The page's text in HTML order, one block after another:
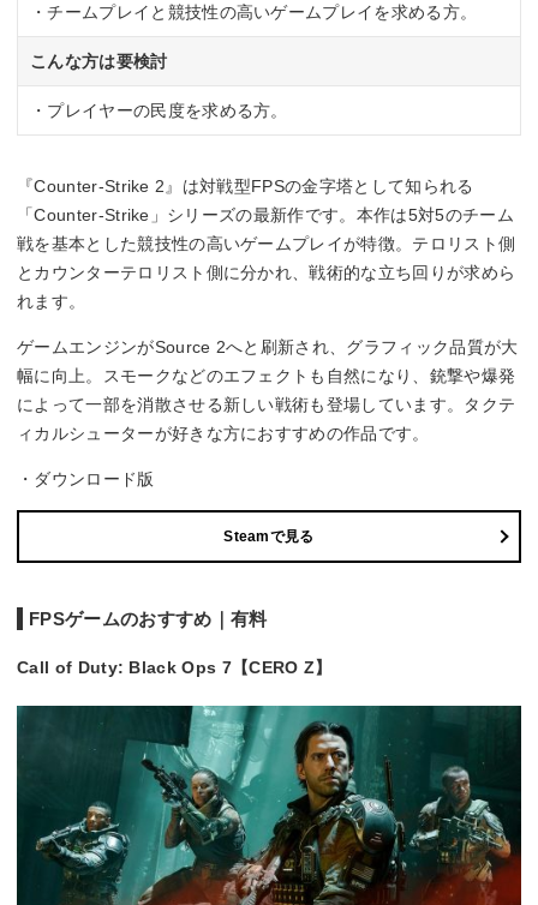
・チームプレイと競技性の高いゲームプレイを求める方。
こんな方は要検討
・プレイヤーの民度を求める方。
『Counter-Strike 2』は対戦型FPSの金字塔として知られる
「Counter-Strike」シリーズの最新作です。本作は5対5のチーム
戦を基本とした競技性の高いゲームプレイが特徴。テロリスト側
とカウンターテロリスト側に分かれ、戦術的な立ち回りが求めら
れます。
ゲームエンジンがSource 2へと刷新され、グラフィック品質が大
幅に向上。スモークなどのエフェクトも自然になり、銃撃や爆発
によって一部を消散させる新しい戦術も登場しています。タクテ
ィカルシューターが好きな方におすすめの作品です。
・ダウンロード版
Steamで見る
FPSゲームのおすすめ｜有料
Call of Duty: Black Ops 7【CERO Z】